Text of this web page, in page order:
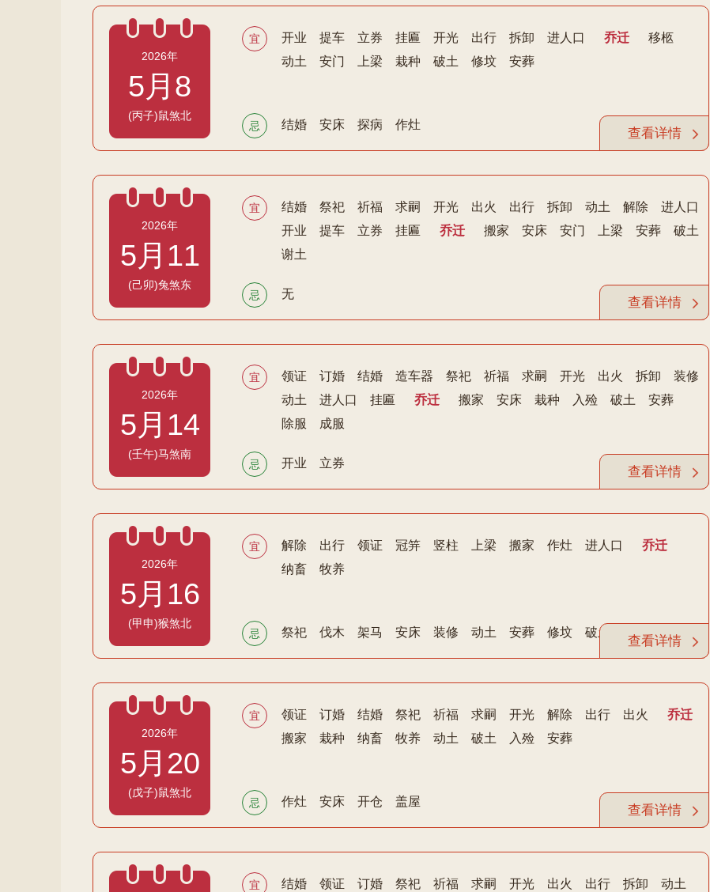
查看详情
2026年
5月8
(丙子)鼠煞北
宜 开业 提车 立券 挂匾 开光 出行 拆卸 进人口 乔迁
移柩
动土
安门 上梁 栽种 破土 修坟 安葬
忌 结婚 安床 探病 作灶
查看详情
2026年
5月11
(己卯)兔煞东
宜 结婚 祭祀 祈福 求嗣 开光 出火 出行 拆卸 动土 解除
进人口
开业
提车 立券 挂匾 乔迁 搬家 安床 安门 上梁 安葬
破土
谢土
忌 无
查看详情
2026年
5月14
(壬午)马煞南
宜 领证 订婚 结婚 造车器 祭祀 祈福 求嗣 开光 出火 拆卸
装修
动土
进人口 挂匾 乔迁 搬家 安床 栽种 入殓 破土
安葬
除服
成服
忌 开业 立券
查看详情
2026年
5月16
(甲申)猴煞北
宜 解除 出行 领证 冠笄 竖柱 上梁 搬家 作灶 进人口
乔迁
纳畜
牧养
忌 祭祀 伐木 架马 安床 装修 动土 安葬 修坟 破土
查看详情
2026年
5月20
(戊子)鼠煞北
宜 领证 订婚 结婚 祭祀 祈福 求嗣 开光 解除 出行 出火
乔迁
搬家
栽种 纳畜 牧养 动土 破土 入殓 安葬
忌 作灶 安床 开仓 盖屋
宜 结婚 领证 订婚 祭祀 祈福 求嗣 开光 出火 出行 拆卸
动土